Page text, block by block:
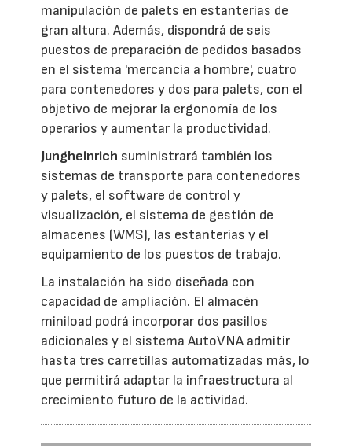
manipulación de palets en estanterías de
gran altura. Además, dispondrá de seis
puestos de preparación de pedidos basados
en el sistema 'mercancía a hombre', cuatro
para contenedores y dos para palets, con el
objetivo de mejorar la ergonomía de los
operarios y aumentar la productividad.
Jungheinrich suministrará también los
sistemas de transporte para contenedores
y palets, el software de control y
visualización, el sistema de gestión de
almacenes (WMS), las estanterías y el
equipamiento de los puestos de trabajo.
La instalación ha sido diseñada con
capacidad de ampliación. El almacén
miniload podrá incorporar dos pasillos
adicionales y el sistema AutoVNA admitir
hasta tres carretillas automatizadas más, lo
que permitirá adaptar la infraestructura al
crecimiento futuro de la actividad.